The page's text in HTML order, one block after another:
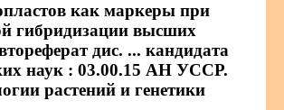
как маркеры при
гибридизации высших
дис. ... кандидата
наук : 03.00.15 АН УССР.
растений и генетики